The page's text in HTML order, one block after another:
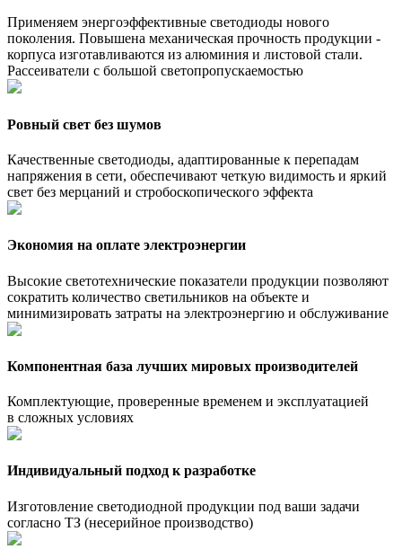
Применяем энергоэффективные светодиоды нового
поколения. Повышена механическая прочность продукции -
корпуса изготавливаются из алюминия и листовой стали.
Рассеиватели с большой светопропускаемостью
Ровный свет без шумов
Качественные светодиоды, адаптированные к перепадам
напряжения в сети, обеспечивают четкую видимость и яркий
свет без мерцаний и стробоскопического эффекта
Экономия на оплате электроэнергии
Высокие светотехнические показатели продукции позволяют
сократить количество светильников на объекте и
минимизировать затраты на электроэнергию и обслуживание
Компонентная база лучших мировых производителей
Комплектующие, проверенные временем и эксплуатацией
в сложных условиях
Индивидуальный подход к разработке
Изготовление светодиодной продукции под ваши задачи
согласно ТЗ (несерийное производство)